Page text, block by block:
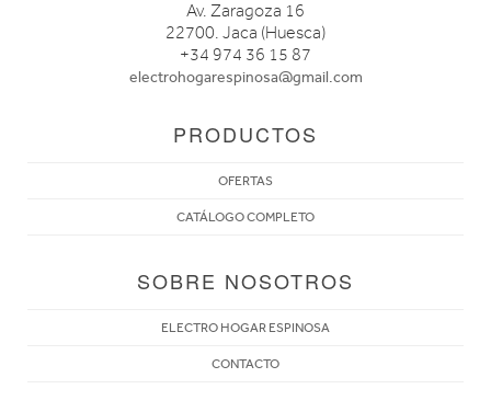
Av. Zaragoza 16
22700. Jaca (Huesca)
+34 974 36 15 87
electrohogarespinosa@gmail.com
PRODUCTOS
OFERTAS
CATÁLOGO COMPLETO
SOBRE NOSOTROS
ELECTRO HOGAR ESPINOSA
CONTACTO